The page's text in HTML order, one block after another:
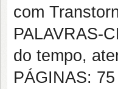
com
PALAVRAS-
do tempo,
PÁGINAS: 75